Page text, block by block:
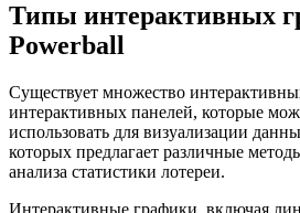
Типы интерактивных
Powerball
Существует множество
интерактивных панелей, которые
использовать для визуализации
которых предлагает различные
анализа статистики лотереи.